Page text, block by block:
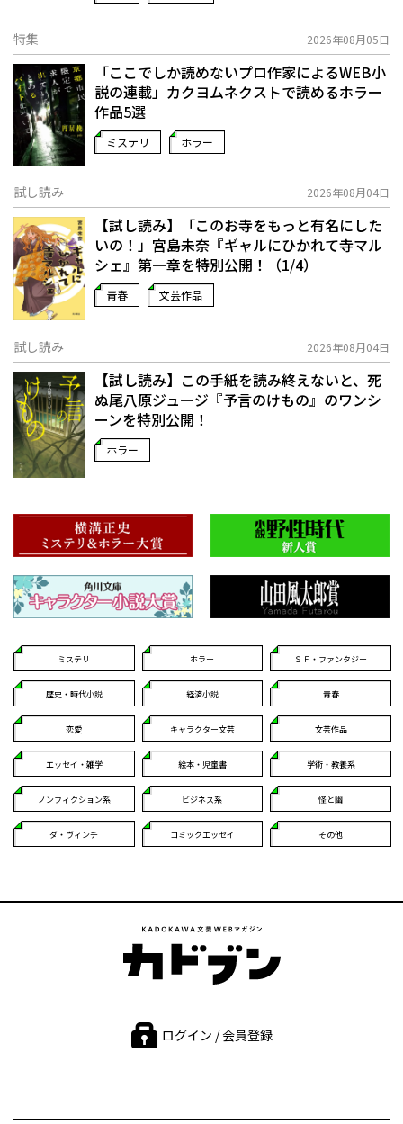
特集 2026年08月05日
「ここでしか読めないプロ作家によるWEB小
説の連載」――カクヨムネクストで読めるホラー
作品5選
ミステリ ホラー
試し読み 2026年08月04日
【試し読み】「このお寺をもっと有名にした
いの！」宮島未奈『ギャルにひかれて寺マル
シェ』第一章を特別公開！（1/4）
青春 文芸作品
試し読み 2026年08月04日
【試し読み】この手紙を読み終えないと、死
ぬ――尾八原ジュージ『予言のけもの』のワンシ
ーンを特別公開！
ホラー
ミステリ ホラー ＳＦ・ファンタジー
歴史・時代小説 経済小説 青春
恋愛 キャラクター文芸 文芸作品
エッセイ・雑学 絵本・児童書 学術・教養系
ノンフィクション系 ビジネス系 怪と幽
ダ・ヴィンチ コミックエッセイ その他
ログイン / 会員登録